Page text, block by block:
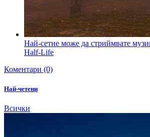
Най-сетне може да стриймвате
Half-Life
Коментари (0)
Най-четени
Всички